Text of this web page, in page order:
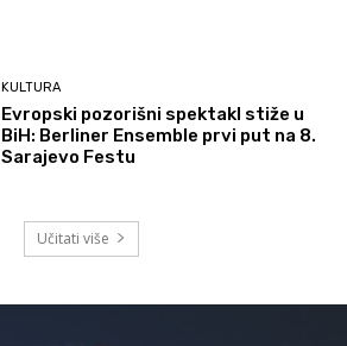
KULTURA
Evropski pozorišni spektakl stiže u
BiH: Berliner Ensemble prvi put na 8.
Sarajevo Festu
Učitati više